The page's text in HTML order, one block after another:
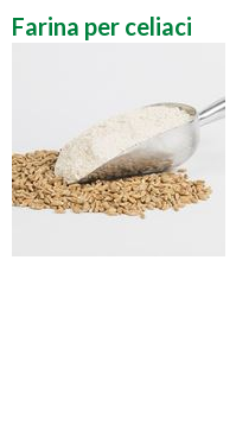
Farina per celiaci